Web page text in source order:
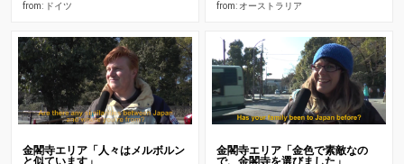
from: ドイツ from: オーストラリア
金閣寺エリア「人々はメルボルン
と似ています」
金閣寺エリア「金色で素敵なの
で、金閣寺を選びました」